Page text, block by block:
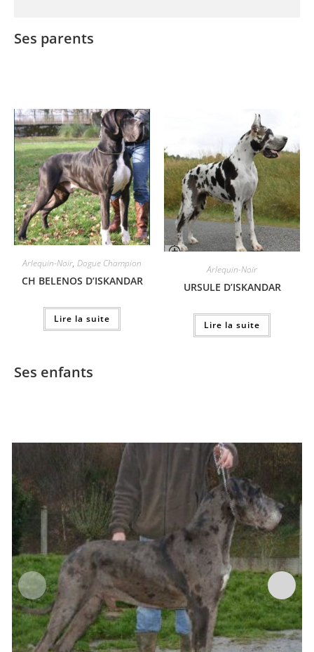
Ses parents
Arlequin-Noir, Dogue Champion
CH BELENOS D’ISKANDAR
Lire la suite
Arlequin-Noir
URSULE D’ISKANDAR
Lire la suite
Ses enfants